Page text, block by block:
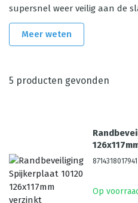
supersnel weer veilig aan de
Meer weten
5 producten gevonden
8714318017941
Op